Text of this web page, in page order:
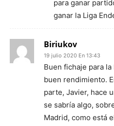
para ganar
ganar la Liga
Biriukov
19 julio 2020 En 13:43
Buen fichaje para
buen rendimiento.
parte, Javier, hace
se sabría algo,
Madrid, como está